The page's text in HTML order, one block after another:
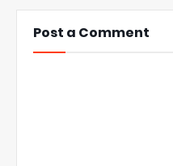
Post a Comment